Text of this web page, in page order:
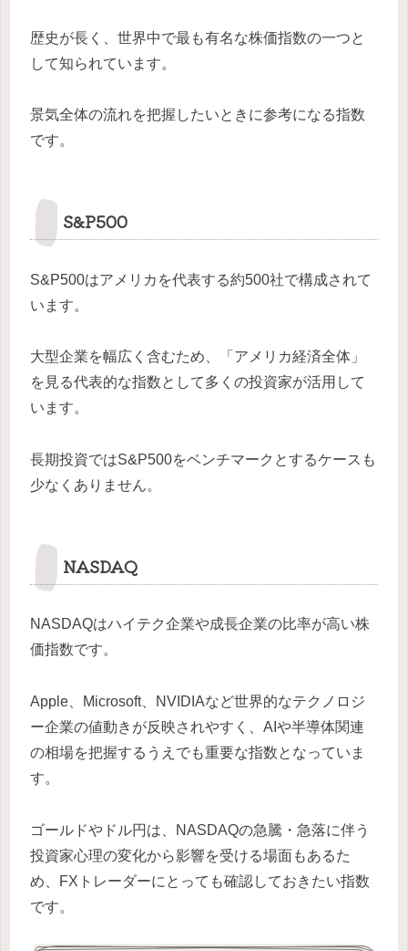
歴史が長く、世界中で最も有名な株価指数の一つと
して知られています。
景気全体の流れを把握したいときに参考になる指数
です。
S&P500
S&P500はアメリカを代表する約500社で構成されて
います。
大型企業を幅広く含むため、「アメリカ経済全体」
を見る代表的な指数として多くの投資家が活用して
います。
長期投資ではS&P500をベンチマークとするケースも
少なくありません。
NASDAQ
NASDAQはハイテク企業や成長企業の比率が高い株
価指数です。
Apple、Microsoft、NVIDIAなど世界的なテクノロジ
ー企業の値動きが反映されやすく、AIや半導体関連
の相場を把握するうえでも重要な指数となっていま
す。
ゴールドやドル円は、NASDAQの急騰・急落に伴う
投資家心理の変化から影響を受ける場面もあるた
め、FXトレーダーにとっても確認しておきたい指数
です。